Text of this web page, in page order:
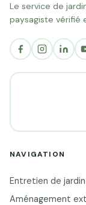
Le service de
paysagiste vérifié
NAVIGATION
Entretien de jardin
Aménagement